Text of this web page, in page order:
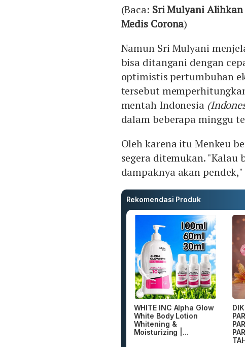
(Baca: Sri Mulyani
Medis Corona)
Namun Sri Mulyani
bisa ditangani dengan
optimistis pertumbuhan
tersebut
mentah Indonesia
dalam beberapa minggu
Oleh karena itu Menkeu
segera ditemukan.
dampaknya akan
Rekomendasi Produk
WHITE INC Alpha Glow
White Body Lotion
Whitening &
Moisturizing |...